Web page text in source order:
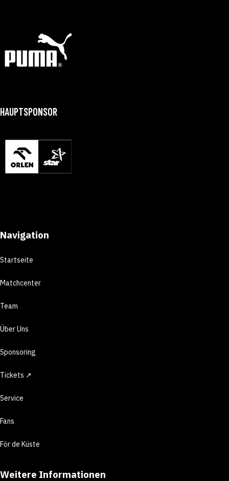
HAUPTSPONSOR
Navigation
Startseite
Matchcenter
Team
Über Uns
Sponsoring
Tickets ↗
Service
Fans
För de Küste
Weitere Informationen